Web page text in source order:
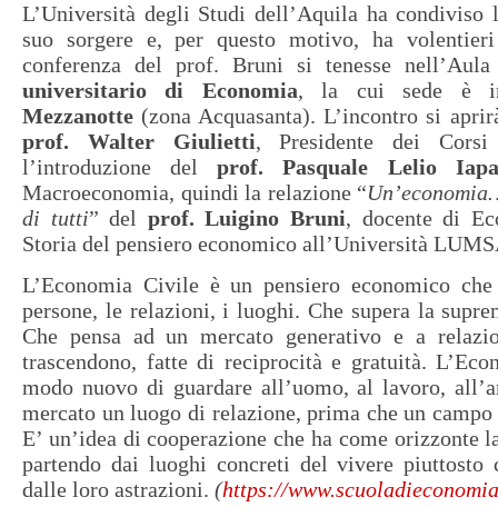
L’Università degli Studi dell’Aquila ha
suo sorgere e, per questo motivo, ha
conferenza del prof. Bruni si tenesse
universitario di Economia, la cui sede è
Mezzanotte (zona Acquasanta). L’incontro si
prof. Walter Giulietti, Presidente dei
l’introduzione delprof. Pasquale Lelio
Macroeconomia, quindi la relazione “
di tutti” del prof. Luigino Bruni, docente di
Storia del pensiero economico all’Università
L’Economia Civile è un pensiero economico
persone, le relazioni, i luoghi. Che supera la
Che pensa ad un mercato generativo e a
trascendono, fatte di reciprocità e gratuità.
modo nuovo di guardare all’uomo, al lavoro,
mercato un luogo di relazione, prima che un
E’ un’idea di cooperazione che ha come orizzonte
partendo dai luoghi concreti del vivere piuttosto
dalle loro astrazioni. (https://